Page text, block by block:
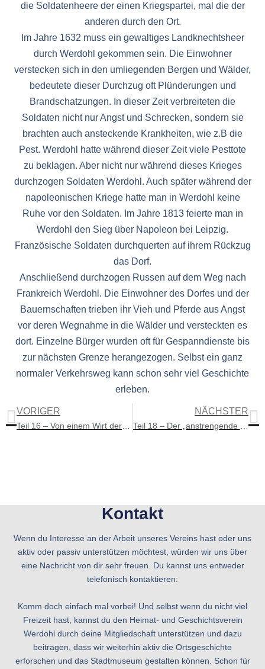
die Soldatenheere der einen Kriegspartei, mal die der
anderen durch den Ort.
Im Jahre 1632 muss ein gewaltiges Landknechtsheer
durch Werdohl gekommen sein. Die Einwohner
verstecken sich in den umliegenden Bergen und Wälder,
bedeutete dieser Durchzug oft Plünderungen und
Brandschatzungen. In dieser Zeit verbreiteten die
Soldaten nicht nur Angst und Schrecken, sondern sie
brachten auch ansteckende Krankheiten, wie z.B die
Pest. Werdohl hatte während dieser Zeit viele Pesttote
zu beklagen. Aber nicht nur während dieses Krieges
durchzogen Soldaten Werdohl. Auch später während der
napoleonischen Kriege hatte man in Werdohl keine
Ruhe vor den Soldaten. Im Jahre 1813 feierte man in
Werdohl den Sieg über Napoleon bei Leipzig.
Französische Soldaten durchquerten auf ihrem Rückzug
das Dorf.
Anschließend durchzogen Russen auf dem Weg nach
Frankreich Werdohl. Die Einwohner des Dorfes und der
Bauernschaften trieben ihr Vieh und Pferde aus Angst
vor deren Wegnahme in die Wälder und versteckten es
dort. Einzelne Bürger wurden oft für Gespanndienste bis
zur nächsten Grenze herangezogen. Selbst ein ganz
normaler Verkehrsweg kann schon sehr viel Geschichte
erleben.
VORIGER
Teil 16 – Von einem Wirt der sein eigenes Baumaterial zurück kaufen musste
NÄCHSTER
Teil 18 – Der „anstrengende Weg“ eines Polizisten
Kontakt
Wenn du Interesse an der Arbeit unseres Vereins hast oder uns
aktiv oder passiv unterstützen möchtest, würden wir uns über
eine Nachricht von dir sehr freuen. Du kannst uns entweder
telefonisch kontaktieren:
Komm doch einfach mal vorbei! Und selbst wenn du nicht viel
Freizeit hast, kannst du den Heimat- und Geschichtsverein
Werdohl durch deine Mitgliedschaft unterstützen und dazu
beitragen, dass wir weiterhin aktiv die Ortsgeschichte
erforschen und das Stadtmuseum gestalten können. Schon für